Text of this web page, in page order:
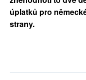
úplatků pro
strany.